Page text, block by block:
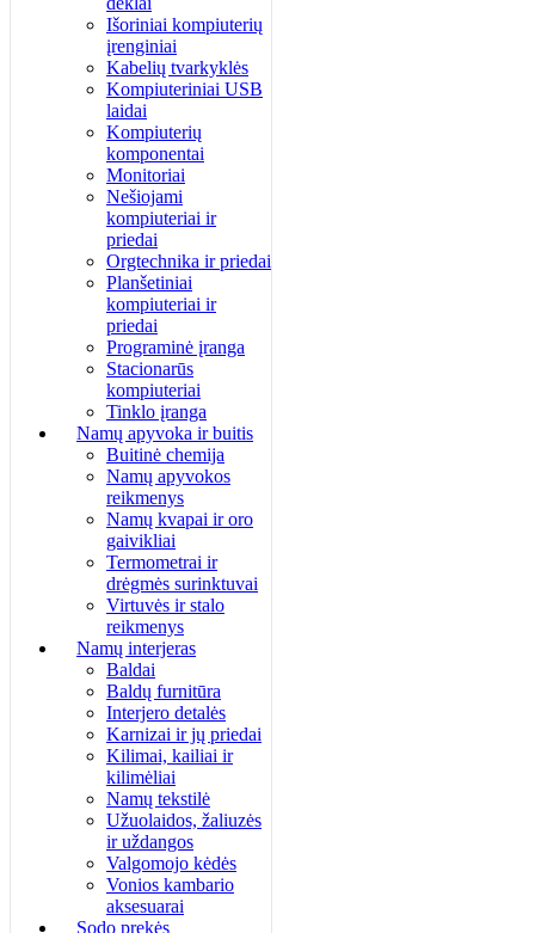
Išoriniai kompiuterių
įrenginiai
Kabelių tvarkyklės
Kompiuteriniai USB
laidai
Kompiuterių
komponentai
Monitoriai
Nešiojami
kompiuteriai ir
priedai
Orgtechnika ir priedai
Planšetiniai
kompiuteriai ir
priedai
Programinė įranga
Stacionarūs
kompiuteriai
Tinklo įranga
Namų apyvoka ir buitis
Buitinė chemija
Namų apyvokos
reikmenys
Namų kvapai ir oro
gaivikliai
Termometrai ir
drėgmės surinktuvai
Virtuvės ir stalo
reikmenys
Namų interjeras
Baldai
Baldų furnitūra
Interjero detalės
Karnizai ir jų priedai
Kilimai, kailiai ir
kilimėliai
Namų tekstilė
Užuolaidos, žaliuzės
ir uždangos
Valgomojo kėdės
Vonios kambario
aksesuarai
Sodo prekės